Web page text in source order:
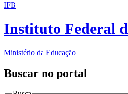
IFB
Instituto Federal
Ministério da Educação
Buscar no portal